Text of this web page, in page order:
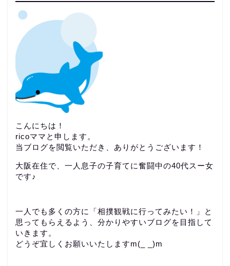
こんにちは！
ricoママと申します。
当ブログを閲覧いただき、ありがとうございます！
大阪在住で、一人息子の子育てに奮闘中の40代スー女
です♪
一人でも多くの方に「相撲観戦に行ってみたい！」と
思ってもらえるよう、分かりやすいブログを目指して
いきます。
どうぞ宜しくお願いいたしますm(_ _)m